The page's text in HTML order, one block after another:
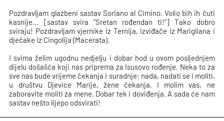
Pozdravljam glazbeni sastav Soriano al Cimino. Volio bih ih čuti
kasnije… [sastav svira “Sretan rođendan ti!”] Tako dobro
sviraju! Pozdravljam vjernike iz Ternija, izviđače iz Marigliana i
dječake iz Cingolija (Macerata).
I svima želim ugodnu nedjelju i dobar hod u ovom posljednjem
dijelu došašća koji nas priprema za Isusovo rođenje. Neka to za
sve nas bude vrijeme čekanja i suradnje: nada, nadati se i moliti,
u društvu Djevice Marije, žene čekanja. I molim vas, ne
zaboravite moliti za mene. Dobar tek i doviđenja. A sada će nam
sastav nešto lijepo odsvirati!